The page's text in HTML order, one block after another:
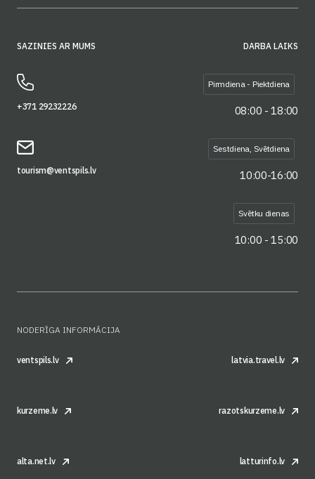
SAZINIES AR MUMS
+371 29232226
tourism@ventspils.lv
DARBA LAIKS
Pirmdiena - Piektdiena
08:00 - 18:00
Sestdiena, Svētdiena
10:00-16:00
Svētku dienas
10:00 - 15:00
NODERĪGA INFORMĀCIJA
ventspils.lv latvia.travel.lv
kurzeme.lv razotskurzeme.lv
alta.net.lv latturinfo.lv